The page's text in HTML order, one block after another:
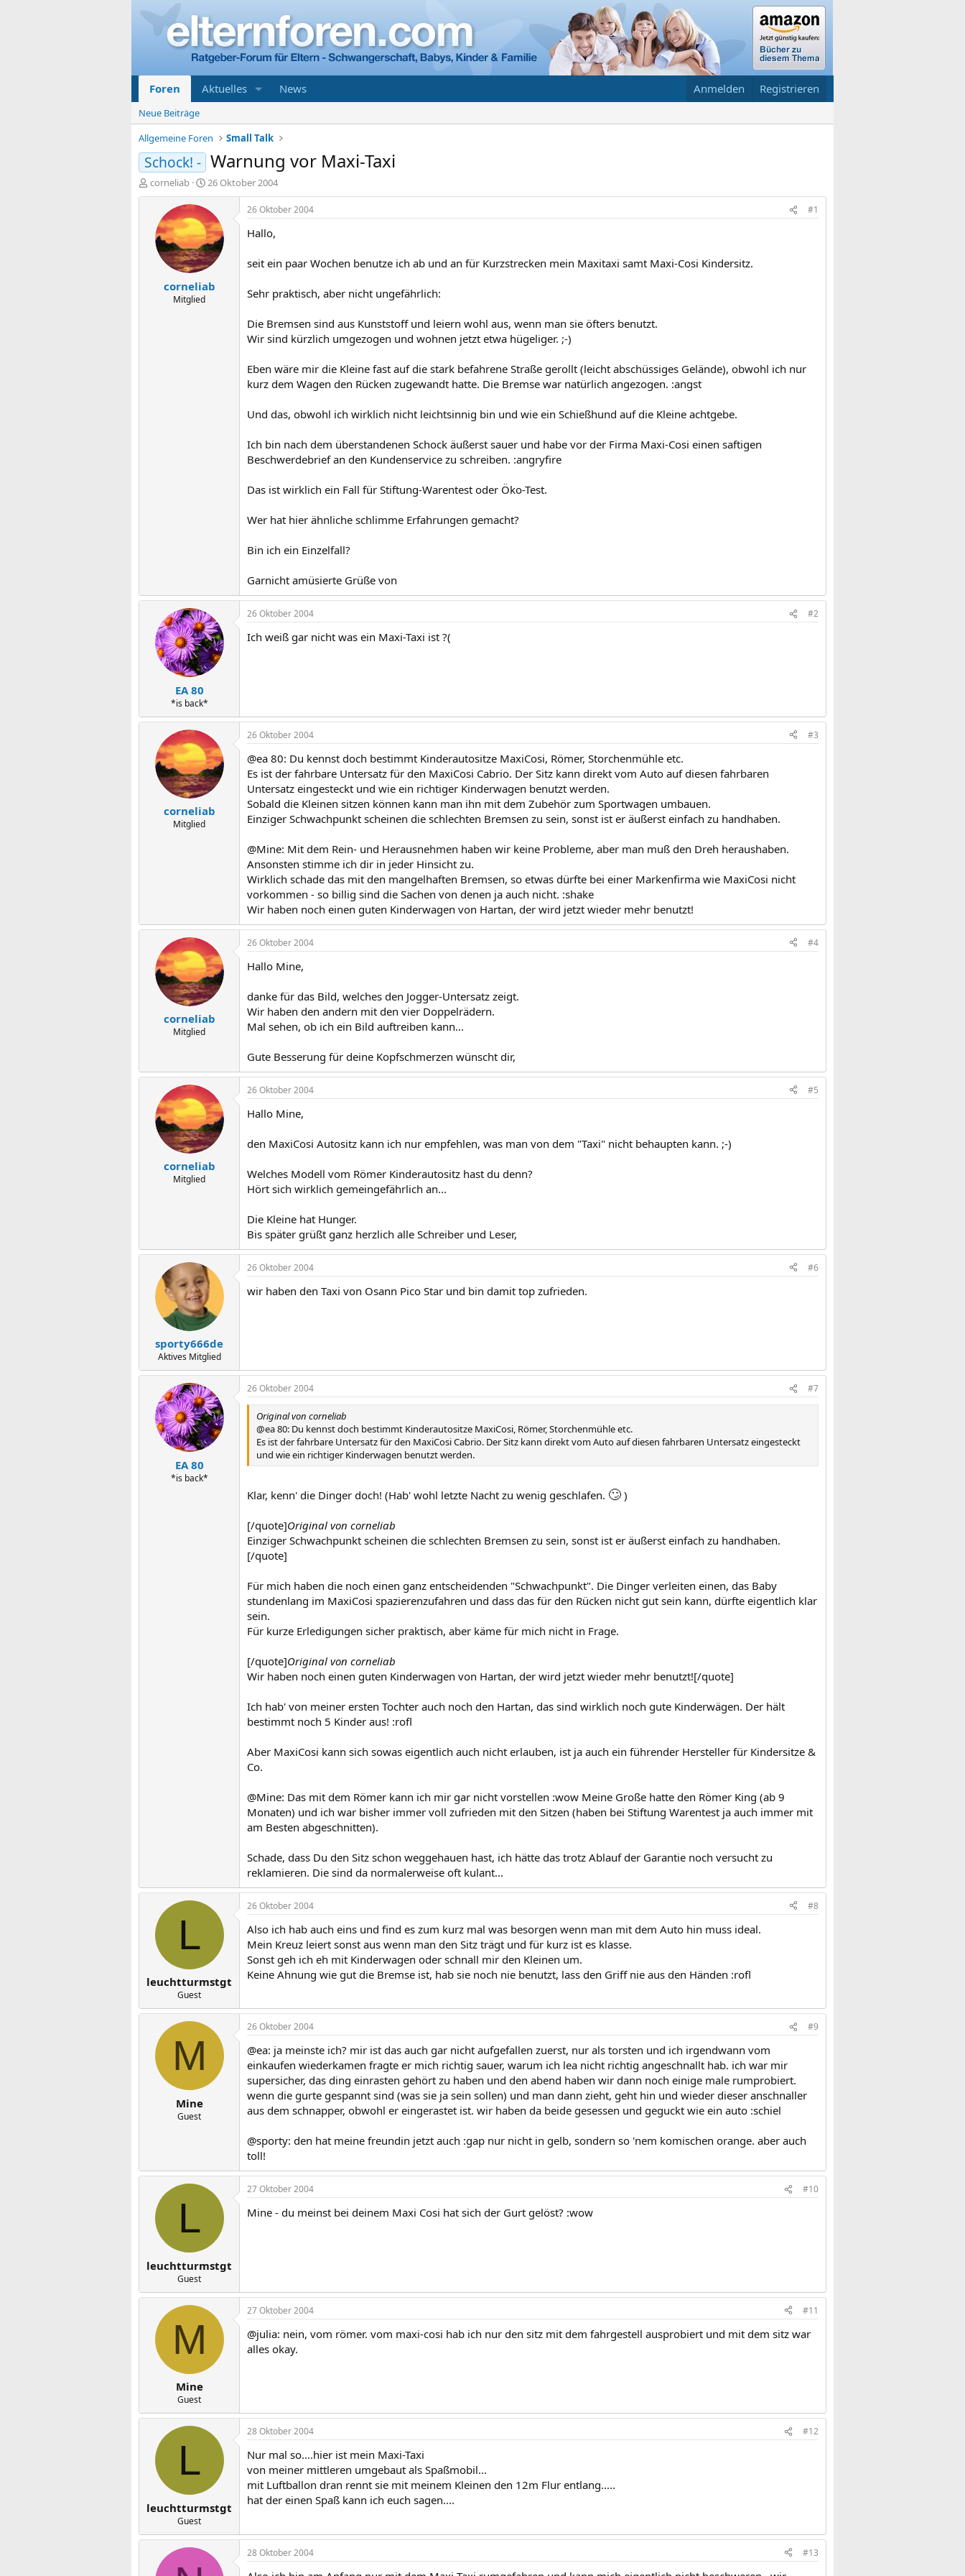
Foren Aktuelles News Anmelden Registrieren
Neue Beiträge
Allgemeine Foren
Small Talk
Schock! - Warnung vor Maxi-Taxi
E
r
corneliab
E
r
s
t
e
l
l
t
a
26 Oktober 2004
corneliab
Mitglied
26 Oktober 2004 #1
Hallo,
seit ein paar Wochen benutze ich ab und an für Kurzstrecken mein Maxitaxi samt Maxi-Cosi Kindersitz.
Sehr praktisch, aber nicht ungefährlich:
Die Bremsen sind aus Kunststoff und leiern wohl aus, wenn man sie öfters benutzt.
Wir sind kürzlich umgezogen und wohnen jetzt etwa hügeliger. ;-)
Eben wäre mir die Kleine fast auf die stark befahrene Straße gerollt (leicht abschüssiges Gelände), obwohl ich nur
kurz dem Wagen den Rücken zugewandt hatte. Die Bremse war natürlich angezogen. :angst
Und das, obwohl ich wirklich nicht leichtsinnig bin und wie ein Schießhund auf die Kleine achtgebe.
Ich bin nach dem überstandenen Schock äußerst sauer und habe vor der Firma Maxi-Cosi einen saftigen
Beschwerdebrief an den Kundenservice zu schreiben. :angryfire
Das ist wirklich ein Fall für Stiftung-Warentest oder Öko-Test.
Wer hat hier ähnliche schlimme Erfahrungen gemacht?
Bin ich ein Einzelfall?
Garnicht amüsierte Grüße von
EA 80
*is back*
26 Oktober 2004 #2
Ich weiß gar nicht was ein Maxi-Taxi ist ?(
corneliab
Mitglied
26 Oktober 2004 #3
@ea 80: Du kennst doch bestimmt Kinderautositze MaxiCosi, Römer, Storchenmühle etc.
Es ist der fahrbare Untersatz für den MaxiCosi Cabrio. Der Sitz kann direkt vom Auto auf diesen fahrbaren
Untersatz eingesteckt und wie ein richtiger Kinderwagen benutzt werden.
Sobald die Kleinen sitzen können kann man ihn mit dem Zubehör zum Sportwagen umbauen.
Einziger Schwachpunkt scheinen die schlechten Bremsen zu sein, sonst ist er äußerst einfach zu handhaben.
@Mine: Mit dem Rein- und Herausnehmen haben wir keine Probleme, aber man muß den Dreh heraushaben.
Ansonsten stimme ich dir in jeder Hinsicht zu.
Wirklich schade das mit den mangelhaften Bremsen, so etwas dürfte bei einer Markenfirma wie MaxiCosi nicht
vorkommen - so billig sind die Sachen von denen ja auch nicht. :shake
Wir haben noch einen guten Kinderwagen von Hartan, der wird jetzt wieder mehr benutzt!
corneliab
Mitglied
26 Oktober 2004 #4
Hallo Mine,
danke für das Bild, welches den Jogger-Untersatz zeigt.
Wir haben den andern mit den vier Doppelrädern.
Mal sehen, ob ich ein Bild auftreiben kann...
Gute Besserung für deine Kopfschmerzen wünscht dir,
corneliab
Mitglied
26 Oktober 2004 #5
Hallo Mine,
den MaxiCosi Autositz kann ich nur empfehlen, was man von dem "Taxi" nicht behaupten kann. ;-)
Welches Modell vom Römer Kinderautositz hast du denn?
Hört sich wirklich gemeingefährlich an...
Die Kleine hat Hunger.
Bis später grüßt ganz herzlich alle Schreiber und Leser,
sporty666de
Aktives Mitglied
26 Oktober 2004 #6
wir haben den Taxi von Osann Pico Star und bin damit top zufrieden.
EA 80
*is back*
26 Oktober 2004 #7
Original von corneliab
@ea 80: Du kennst doch bestimmt Kinderautositze MaxiCosi, Römer, Storchenmühle etc.
Es ist der fahrbare Untersatz für den MaxiCosi Cabrio. Der Sitz kann direkt vom Auto auf diesen fahrbaren Untersatz eingesteckt
und wie ein richtiger Kinderwagen benutzt werden.
Klar, kenn' die Dinger doch! (Hab' wohl letzte Nacht zu wenig geschlafen. 🙄 )
[/quote]Original von corneliab
Einziger Schwachpunkt scheinen die schlechten Bremsen zu sein, sonst ist er äußerst einfach zu handhaben.
[/quote]
Für mich haben die noch einen ganz entscheidenden "Schwachpunkt". Die Dinger verleiten einen, das Baby
stundenlang im MaxiCosi spazierenzufahren und dass das für den Rücken nicht gut sein kann, dürfte eigentlich klar
sein.
Für kurze Erledigungen sicher praktisch, aber käme für mich nicht in Frage.
[/quote]Original von corneliab
Wir haben noch einen guten Kinderwagen von Hartan, der wird jetzt wieder mehr benutzt![/quote]
Ich hab' von meiner ersten Tochter auch noch den Hartan, das sind wirklich noch gute Kinderwägen. Der hält
bestimmt noch 5 Kinder aus! :rofl
Aber MaxiCosi kann sich sowas eigentlich auch nicht erlauben, ist ja auch ein führender Hersteller für Kindersitze &
Co.
@Mine: Das mit dem Römer kann ich mir gar nicht vorstellen :wow Meine Große hatte den Römer King (ab 9
Monaten) und ich war bisher immer voll zufrieden mit den Sitzen (haben bei Stiftung Warentest ja auch immer mit
am Besten abgeschnitten).
Schade, dass Du den Sitz schon weggehauen hast, ich hätte das trotz Ablauf der Garantie noch versucht zu
reklamieren. Die sind da normalerweise oft kulant...
L
leuchtturmstgt
Guest
26 Oktober 2004 #8
Also ich hab auch eins und find es zum kurz mal was besorgen wenn man mit dem Auto hin muss ideal.
Mein Kreuz leiert sonst aus wenn man den Sitz trägt und für kurz ist es klasse.
Sonst geh ich eh mit Kinderwagen oder schnall mir den Kleinen um.
Keine Ahnung wie gut die Bremse ist, hab sie noch nie benutzt, lass den Griff nie aus den Händen :rofl
M
Mine
Guest
26 Oktober 2004 #9
@ea: ja meinste ich? mir ist das auch gar nicht aufgefallen zuerst, nur als torsten und ich irgendwann vom
einkaufen wiederkamen fragte er mich richtig sauer, warum ich lea nicht richtig angeschnallt hab. ich war mir
supersicher, das ding einrasten gehört zu haben und den abend haben wir dann noch einige male rumprobiert.
wenn die gurte gespannt sind (was sie ja sein sollen) und man dann zieht, geht hin und wieder dieser anschnaller
aus dem schnapper, obwohl er eingerastet ist. wir haben da beide gesessen und geguckt wie ein auto :schiel
@sporty: den hat meine freundin jetzt auch :gap nur nicht in gelb, sondern so 'nem komischen orange. aber auch
toll!
L
leuchtturmstgt
Guest
27 Oktober 2004 #10
Mine - du meinst bei deinem Maxi Cosi hat sich der Gurt gelöst? :wow
M
Mine
Guest
27 Oktober 2004 #11
@julia: nein, vom römer. vom maxi-cosi hab ich nur den sitz mit dem fahrgestell ausprobiert und mit dem sitz war
alles okay.
L
leuchtturmstgt
Guest
28 Oktober 2004 #12
Nur mal so....hier ist mein Maxi-Taxi
von meiner mittleren umgebaut als Spaßmobil...
mit Luftballon dran rennt sie mit meinem Kleinen den 12m Flur entlang.....
hat der einen Spaß kann ich euch sagen....
28 Oktober 2004 #13